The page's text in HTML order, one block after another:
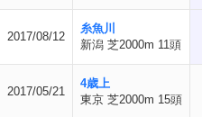
2017/08/12
糸魚川
新潟 芝2000m 11頭
2017/05/21
4歳上
東京 芝2000m 15頭